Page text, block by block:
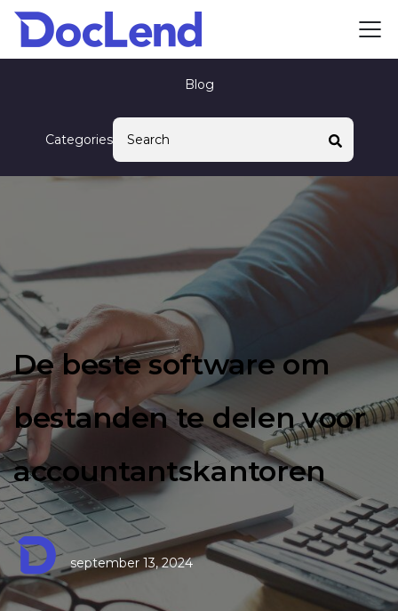
Blog
Categories
De beste software om
bestanden te delen voor
accountantskantoren
september 13, 2024